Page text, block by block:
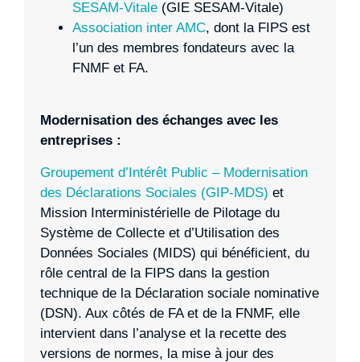
SESAM-Vitale (GIE SESAM-Vitale)
Association inter AMC, dont la FIPS est
l’un des membres fondateurs avec la
FNMF et FA.
Modernisation des échanges avec les
entreprises :
Groupement d’Intérêt Public – Modernisation
des Déclarations Sociales (GIP-MDS) et
Mission Interministérielle de Pilotage du
Système de Collecte et d’Utilisation des
Données Sociales (MIDS) qui bénéficient, du
rôle central de la FIPS dans la gestion
technique de la Déclaration sociale nominative
(DSN). Aux côtés de FA et de la FNMF, elle
intervient dans l’analyse et la recette des
versions de normes, la mise à jour des